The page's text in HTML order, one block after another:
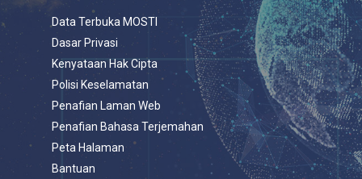
Data Terbuka MOSTI
Dasar Privasi
Kenyataan Hak Cipta
Polisi Keselamatan
Penafian Laman Web
Penafian Bahasa Terjemahan
Peta Halaman
Bantuan